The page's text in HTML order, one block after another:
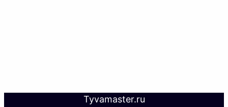
Tyvamaster.ru